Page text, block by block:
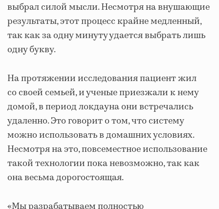
выбрал силой мысли. Несмотря на внушающие
результаты, этот процесс крайне медленный,
так как за одну минуту удается выбрать лишь
одну букву.
На протяжении исследования пациент жил
со своей семьей, и ученые приезжали к нему
домой, в период локдауна они встречались
удаленно. Это говорит о том, что систему
можно использовать в домашних условиях.
Несмотря на это, повсеместное использование
такой технологии пока невозможно, так как
она весьма дорогостоящая.